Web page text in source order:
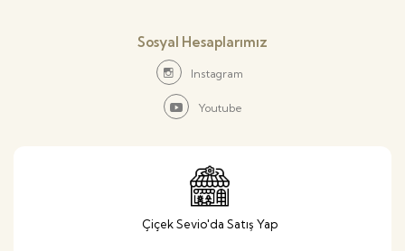
Sosyal Hesaplarımız
Instagram
Youtube
Çiçek Sevio'da Satış Yap